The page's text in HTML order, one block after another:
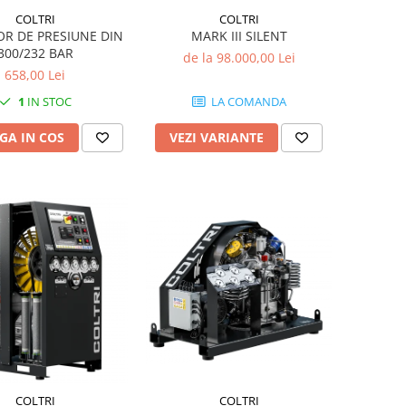
COLTRI
DE PRESIUNE DIN
232 BAR
658,00 Lei
1 IN STOC
IN COS
COLTRI
MARK III SILENT
de la 98.000,00 Lei
LA COMANDA
VEZI VARIANTE
COLTRI COLTRI